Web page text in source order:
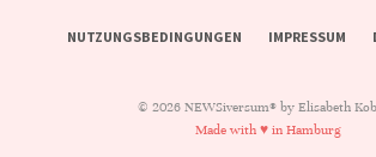
NUTZUNGSBEDINGUNGEN IMPRESSUM
© 2026 NEWSiversum® by Elisabeth
Made with ♥ in Hamburg